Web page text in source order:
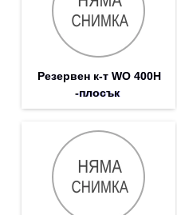
Резервен к-т WO 400H
-плосък